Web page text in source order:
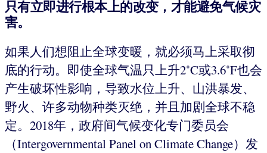
只有立即进行根本上的改变，才能避免气候灾
害。
如果人们想阻止全球变暖，就必须马上采取彻
底的行动。即使全球气温只上升2˚C或3.6˚F也会
产生破坏性影响，导致水位上升、山洪暴发、
野火、许多动物种类灭绝，并且加剧全球不稳
定。2018年，政府间气候变化专门委员会
（Intergovernmental Panel on Climate Change）发